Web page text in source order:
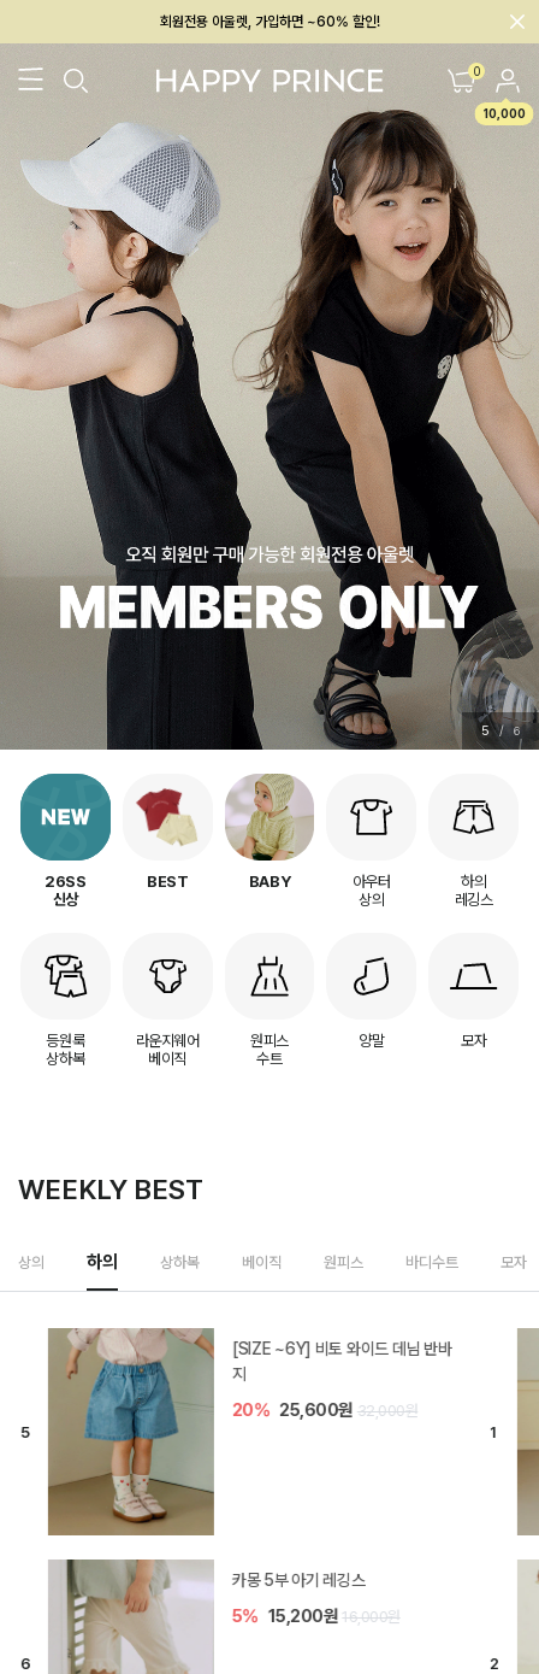
회원전용 아울렛, 가입하면 ~60% 할인!
멤버십 최대 28,000원 혜택 0
10,000
26SS 신상 BEST BABY[6~12M] 아우터/상의 하의/레깅스
5 / 6
26SS
신상
BEST BABY
아우터
상의
하의
레깅스
등원룩
상하복
라운지웨어
베이직
원피스
수트
양말 모자
WEEKLY BEST
상의 하의 상하복 베이직 원피스 바디수트 모자
[SIZE ~6Y] 비토 와이드 데님 반바
지
20% 25,600원 32,000원
카몽 5부 아기 레깅스
5% 15,200원 16,000원